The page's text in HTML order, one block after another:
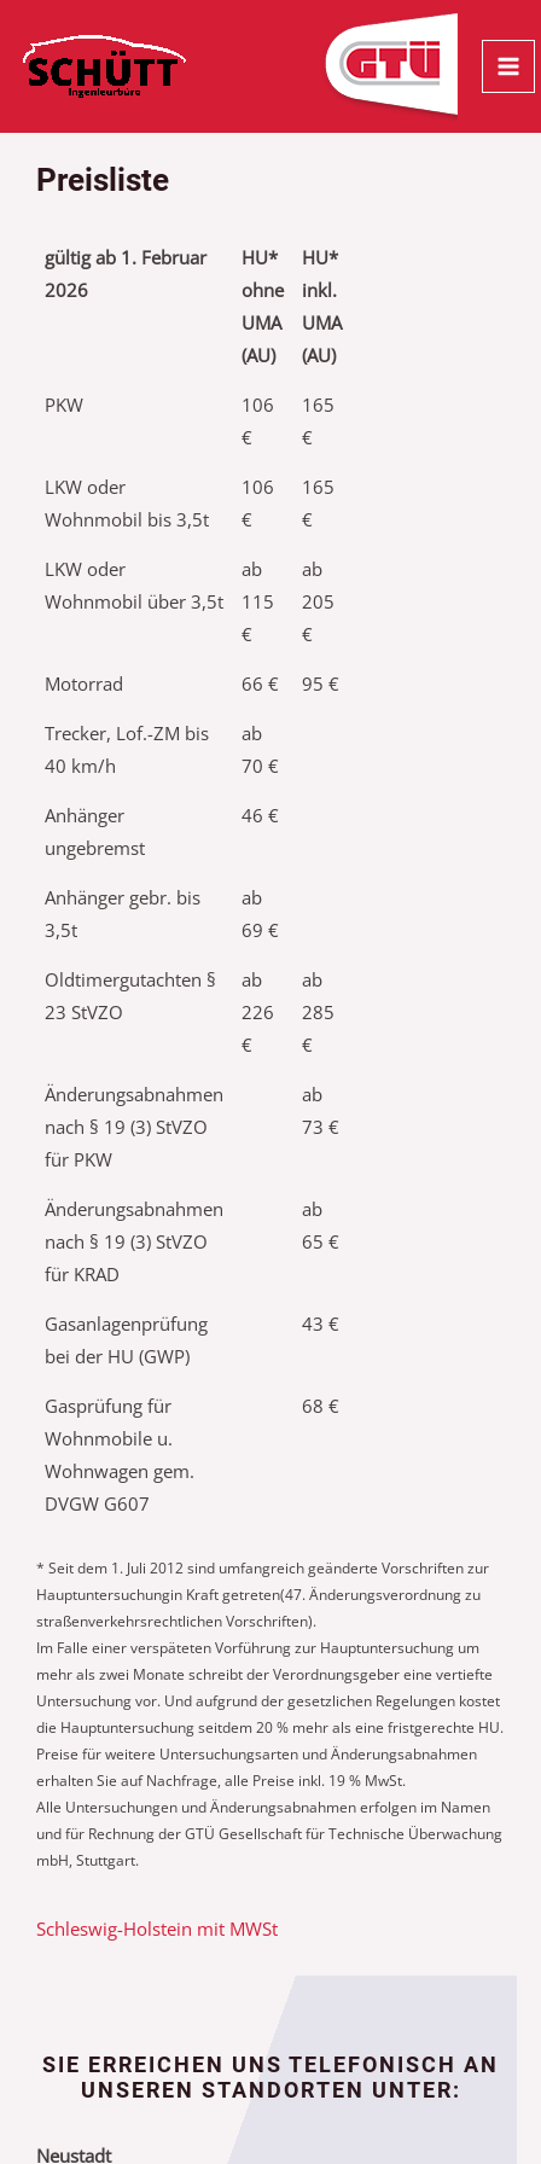
Inhalt
springen
Preisliste
gültig ab 1. Februar
2026
HU*
ohne
UMA
(AU)
HU*
inkl.
UMA
(AU)
PKW
106
€
165
€
LKW oder
Wohnmobil bis 3,5t
106
€
165
€
LKW oder
Wohnmobil über 3,5t
ab
115
€
ab
205
€
Motorrad 66 € 95 €
Trecker, Lof.-ZM bis
40 km/h
ab
70 €
Anhänger
ungebremst
46 €
Anhänger gebr. bis
3,5t
ab
69 €
Oldtimergutachten §
23 StVZO
ab
226
€
ab
285
€
Änderungsabnahmen
nach § 19 (3) StVZO
für PKW
ab
73 €
Änderungsabnahmen
nach § 19 (3) StVZO
für KRAD
ab
65 €
Gasanlagenprüfung
bei der HU (GWP)
43 €
Gasprüfung für
Wohnmobile u.
Wohnwagen gem.
DVGW G607
68 €
* Seit dem 1. Juli 2012 sind umfangreich geänderte Vorschriften zur
Hauptuntersuchungin Kraft getreten(47. Änderungsverordnung zu
straßenverkehrsrechtlichen Vorschriften).
Im Falle einer verspäteten Vorführung zur Hauptuntersuchung um
mehr als zwei Monate schreibt der Verordnungsgeber eine vertiefte
Untersuchung vor. Und aufgrund dergesetzlichen Regelungen kostet
die Hauptuntersuchung seitdem 20 % mehr als eine fristgerechte HU.
Preise für weitere Untersuchungsarten und Änderungsabnahmen
erhalten Sie auf Nachfrage, alle Preise inkl. 19 % MwSt.
Alle Untersuchungen und Änderungsabnahmen erfolgen im Namen
und für Rechnung der GTÜ Gesellschaft für Technische Überwachung
mbH, Stuttgart.
Schleswig-Holstein mit MWSt
SIE ERREICHEN UNS TELEFONISCH AN
UNSEREN STANDORTEN UNTER:
Neustadt